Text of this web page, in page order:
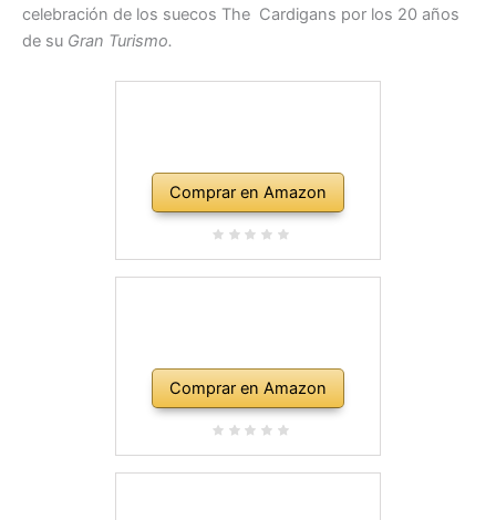
celebración de los suecos The Cardigans por los 20 años
de su Gran Turismo.
Comprar en Amazon
Comprar en Amazon